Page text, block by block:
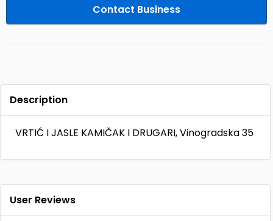
Contact Business
Description
VRTIĆ I JASLE KAMIČAK I DRUGARI, Vinogradska 35
User Reviews